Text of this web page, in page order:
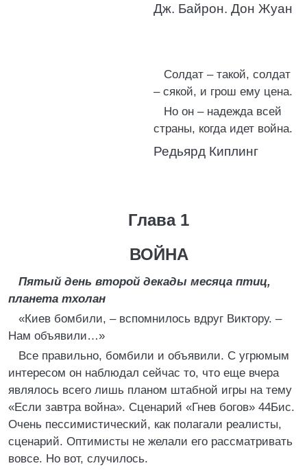
Дж. Байрон. Дон Жуан
Солдат – такой, солдат
– сякой, и грош ему цена.
Но он – надежда всей
страны, когда идет война.
Редьярд Киплинг
Глава 1
ВОЙНА
Пятый день второй декады месяца птиц,
планета тхолан
«Киев бомбили, – вспомнилось вдруг Виктору. –
Нам объявили…»
Все правильно, бомбили и объявили. С угрюмым
интересом он наблюдал сейчас то, что еще вчера
являлось всего лишь планом штабной игры на тему
«Если завтра война». Сценарий «Гнев богов» 44Бис.
Очень пессимистический, как полагали реалисты,
сценарий. Оптимисты не желали его рассматривать
вовсе. Но вот, случилось.